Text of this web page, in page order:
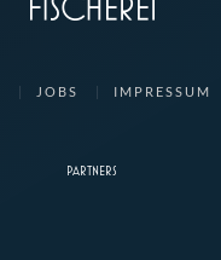
JOBS IMPRESSUM
PARTNERS